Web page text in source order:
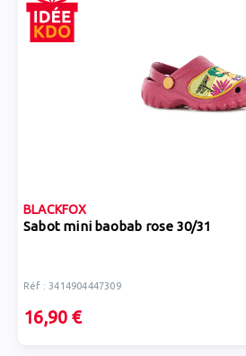
BLACKFOX
Sabot mini baobab rose 30/31
Réf : 3414904447309
16,90 €